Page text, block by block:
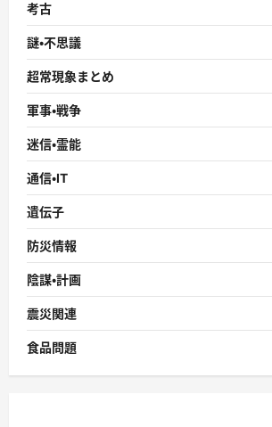
考古
謎・不思議
超常現象まとめ
軍事・戦争
迷信・霊能
通信・IT
遺伝子
防災情報
陰謀・計画
震災関連
食品問題